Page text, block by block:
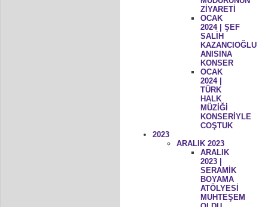
ZİYARETİ
OCAK
2024 | ŞEF
SALİH
KAZANCIOĞLU
ANISINA
KONSER
OCAK
2024 |
TÜRK
HALK
MÜZİĞİ
KONSERİYLE
COŞTUK
2023
ARALIK 2023
ARALIK
2023 |
SERAMİK
BOYAMA
ATÖLYESİ
MUHTEŞEM